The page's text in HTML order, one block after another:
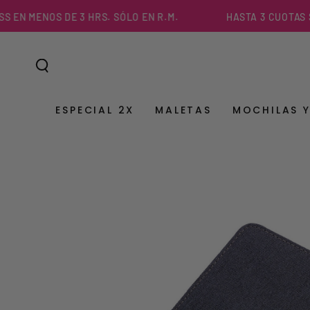
CONTENIDO
DE 3 HRS. SÓLO EN R.M. HASTA 3 CUOTAS SIN
ESPECIAL 2X MALETAS MOCHILAS